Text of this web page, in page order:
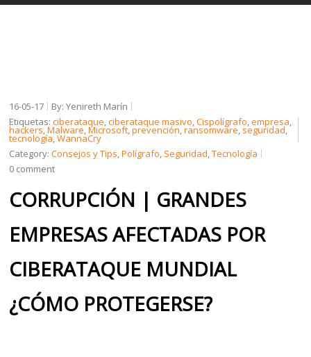
CREDENCIALES
16-05-17
By: Yenireth Marín
Etiquetas:ciberataque,ciberataque masivo,Cispolígrafo,empresa,
hackers,Malware,Microsoft,prevención,ransomware, seguridad,
tecnología,WannaCry
Category:Consejos y Tips,Polígrafo, Seguridad,Tecnología
0 comment
CORRUPCIÓN | GRANDES
EMPRESAS AFECTADAS POR
CIBERATAQUE MUNDIAL
¿CÓMO PROTEGERSE?